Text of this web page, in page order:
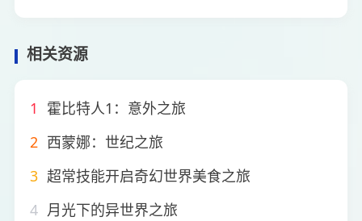
相关资源
1
霍比特人1：意外之旅
2 西蒙娜：世纪之旅
3 超常技能开启奇幻世界美食之旅
4 月光下的异世界之旅